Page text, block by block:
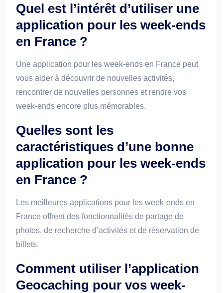
Quel est l’intérêt d’utiliser une
application pour les week-ends
en France ?
Une application pour les week-ends en France peut
vous aider à découvrir de nouvelles activités,
rencontrer de nouvelles personnes et rendre vos
week-ends encore plus mémorables.
Quelles sont les
caractéristiques d’une bonne
application pour les week-ends
en France ?
Les meilleures applications pour les week-ends en
France offrent des fonctionnalités de partage de
photos, de recherche d’activités et de réservation de
billets.
Comment utiliser l’application
Geocaching pour vos week-